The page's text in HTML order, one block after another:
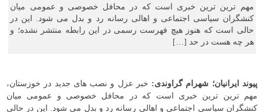
مهم ترین ترین خبری است که در محافل خصوصی و عمومی میان
کنشگران سیاسی اجتماعی و اهالی رسانه رد و بدل می شود. این در
حالی است که هنوز هیچ فهرست رسمی در این رابطه منتشر نشده؛ و
هر چه هست در حد […]
پیوند ایرانیان؛ شهرام گراوندی: خبر عزل و نصب های جدید در خوزستان،
مهم ترین ترین خبری است که در محافل خصوصی و عمومی میان
کنشگران سیاسی اجتماعی و اهالی رسانه رد و بدل می شود. این در حالی